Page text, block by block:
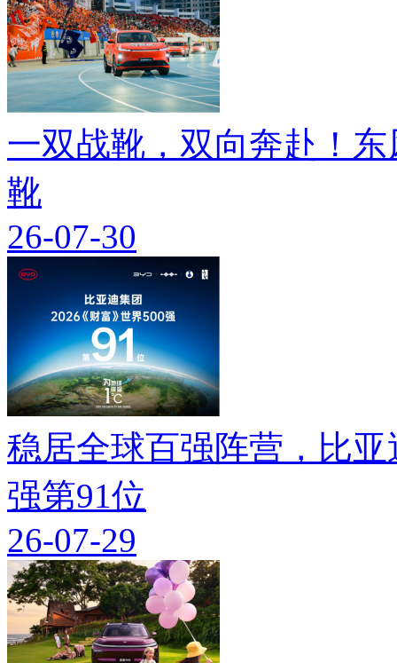
一双战靴，双向奔赴！
靴
26-07-30
稳居全球百强阵营，比
强第91位
26-07-29